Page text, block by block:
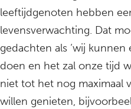
leeftijdgenoten hebben
levensverwachting. Dat
gedachten als ‘wij
doen en het zal onze tijd
niet tot het nog maximaal
willen genieten,